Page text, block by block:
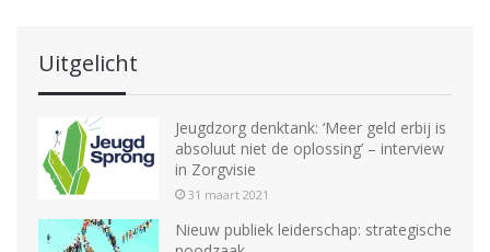
Uitgelicht
Jeugdzorg denktank: ‘Meer geld erbij is
absoluut niet de oplossing’ – interview
in Zorgvisie
31 maart 2021
Nieuw publiek leiderschap: strategische